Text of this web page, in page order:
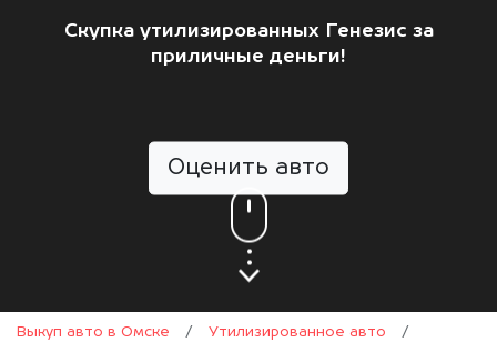
Скупка утилизированных Генезис за
приличные деньги!
Оценить авто
Выкуп авто в Омске / Утилизированное авто
/